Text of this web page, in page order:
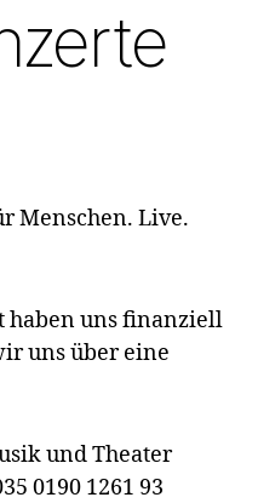
Menschen. Live.
haben uns finanziell
uns über eine
und Theater
0190 1261 93